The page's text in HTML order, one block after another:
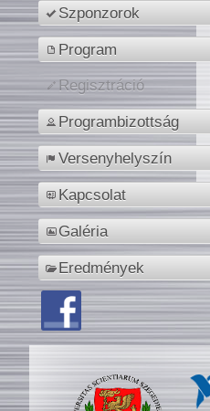
Szponzorok
Program
Regisztráció
Programbizottság
Versenyhelyszín
Kapcsolat
Galéria
Eredmények